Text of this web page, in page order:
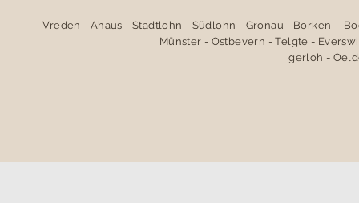
Vreden - Ahaus - Stadtlohn - Südlohn - Gronau - Borken -
Münster - Ostbevern - Telgte -
gerloh -